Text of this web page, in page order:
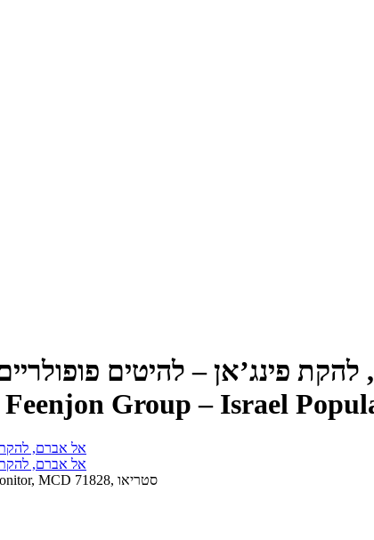
פינג’אן – להיטים פופולריים
Group – Israel
מהדורת תקליטור, תקליטור, ארצות-הברית, 1995, Monitor, MCD 71828, סטריאו